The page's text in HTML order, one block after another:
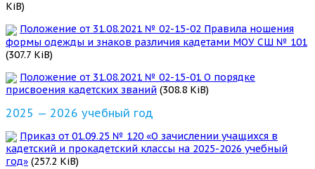
KiB)
Положение от 31.08.2021 № 02-15-02 Правила ношения
формы одежды и знаков различия кадетами МОУ СШ № 101
(307.7 KiB)
Положение от 31.08.2021 № 02-15-01 О порядке
присвоения кадетских званий (308.8 KiB)
2025 — 2026 учебный год
Приказ от 01.09.25 № 120 «О зачислении учащихся в
кадетский и прокадетский классы на 2025-2026 учебный
год» (257.2 KiB)